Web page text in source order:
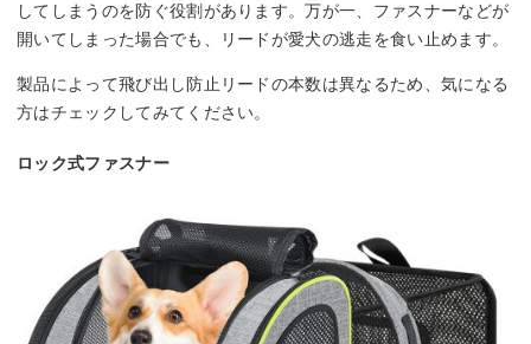
してしまうのを防ぐ役割があります。万が一、ファスナーなどが
開いてしまった場合でも、リードが愛犬の逃走を食い止めます。
製品によって飛び出し防止リードの本数は異なるため、気になる
方はチェックしてみてください。
ロック式ファスナー